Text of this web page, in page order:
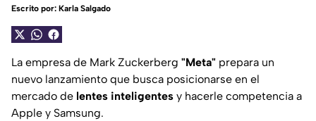
Escrito por: Karla Salgado
La empresa de Mark Zuckerberg "Meta" prepara un
nuevo lanzamiento que busca posicionarse en el
mercado de lentes inteligentes y hacerle competencia a
Apple y Samsung.